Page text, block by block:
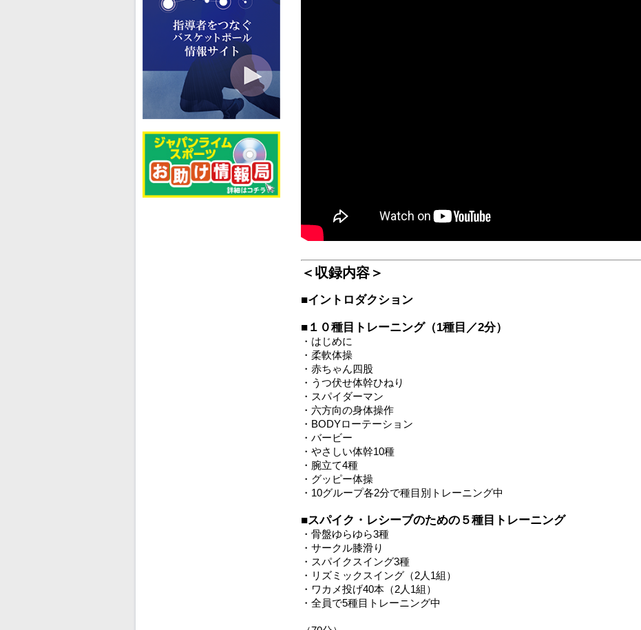
＜収録内容＞
■イントロダクション
■１０種目トレーニング（1種目／2分）
・はじめに
・柔軟体操
・赤ちゃん四股
・うつ伏せ体幹ひねり
・スパイダーマン
・六方向の身体操作
・BODYローテーション
・バービー
・やさしい体幹10種
・腕立て4種
・グッピー体操
・10グループ各2分で種目別トレーニング中
■スパイク・レシーブのための５種目トレーニング
・骨盤ゆらゆら3種
・サークル膝滑り
・スパイクスイング3種
・リズミックスイング（2人1組）
・ワカメ投げ40本（2人1組）
・全員で5種目トレーニング中